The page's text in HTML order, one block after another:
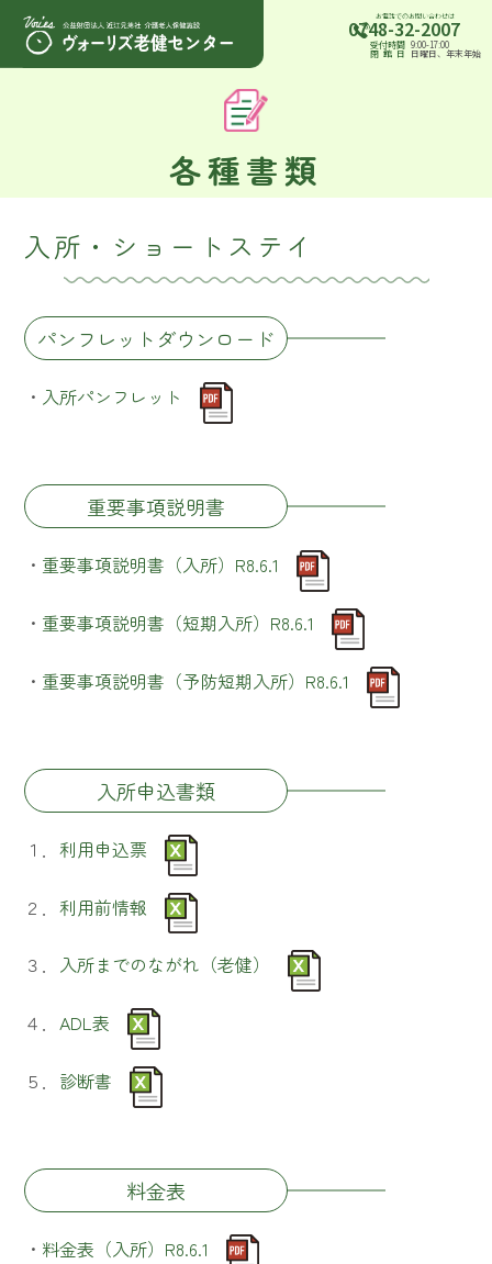
お電話でのお問い合わせは
0748-32-2007
受付時間 9:00-17:00
閉館日 日曜日、年末年始
各種書類
入所・ショートステイ
パンフレットダウンロード
・ 入所パンフレット
重要事項説明書
・ 重要事項説明書（入所）R8.6.1
・ 重要事項説明書（短期入所）R8.6.1
・ 重要事項説明書（予防短期入所）R8.6.1
入所申込書類
１．利用申込票
２．利用前情報
３． 入所までのながれ（老健）
４．ADL表
５． 診断書
料金表
・ 料金表（入所）R8.6.1